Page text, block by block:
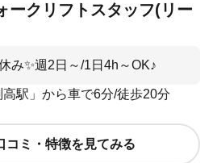
ークリフトスタッフ(リー
み✨週2日～/1日4h～OK♪
駅」から車で6分/徒歩20分
コミ・特徴を見てみる